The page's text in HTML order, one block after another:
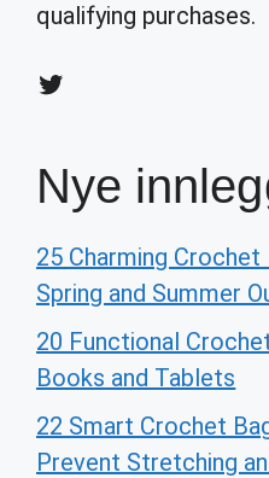
qualifying purchases.
Twitter
Nye
25 Charming
Spring and Summer
20 Functional
Books and Tablets
22 Smart Crochet
Prevent Stretching